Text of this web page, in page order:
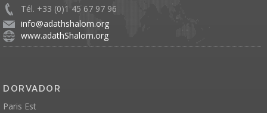
Tél. +33 (0)1 45 67 97 96
info@adathshalom.org
www.adathShalom.org
DORVADOR
Paris Est